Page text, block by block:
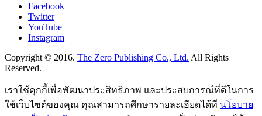
Facebook
Twitter
YouTube
Instagram
Copyright © 2016. The Zero Publishing Co., Ltd. All Rights
Reserved.
เราใช้คุกกี้เพื่อพัฒนาประสิทธิภาพ และประสบการณ์ที่ดีในการ
ใช้เว็บไซต์ของคุณ คุณสามารถศึกษารายละเอียดได้ที่ นโยบาย